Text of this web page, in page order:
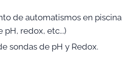
de automatismos en piscina
pH, redox, etc...)
sondas de pH y Redox.